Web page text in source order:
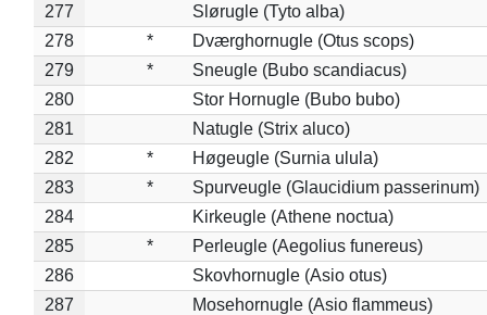
277
Slørugle (Tyto alba)
278
*
Dværghornugle (Otus scops)
279
*
Sneugle (Bubo scandiacus)
280
Stor Hornugle (Bubo bubo)
281
Natugle (Strix aluco)
282
*
Høgeugle (Surnia ulula)
283
*
Spurveugle (Glaucidium passerinum)
284
Kirkeugle (Athene noctua)
285
*
Perleugle (Aegolius funereus)
286
Skovhornugle (Asio otus)
287
Mosehornugle (Asio flammeus)